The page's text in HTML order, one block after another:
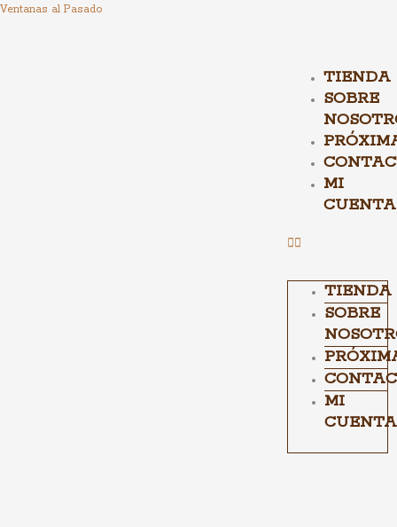
Ir
Ventanas al Pasado
TIENDA
SOBRE
MI
CUENTA
TIENDA
SOBRE
MI
CUENTA